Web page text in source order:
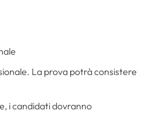
La prova potrà consistere
i candidati dovranno